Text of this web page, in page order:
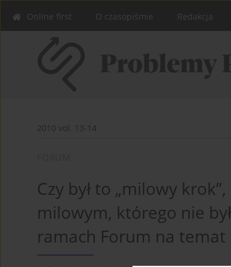
Online first O czasopiśmie Redakcja
2010 vol. 13-14
Czy był to „milowy
milowym, którego nie
ramach Forum na temat